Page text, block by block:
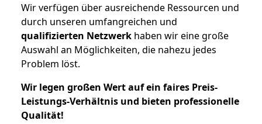
Wir verfügen über ausreichende Ressourcen und
durch unseren umfangreichen und
qualifizierten Netzwerk haben wir eine große
Auswahl an Möglichkeiten, die nahezu jedes
Problem löst.
Wir legen großen Wert auf ein faires Preis-
Leistungs-Verhältnis und bieten professionelle
Qualität!